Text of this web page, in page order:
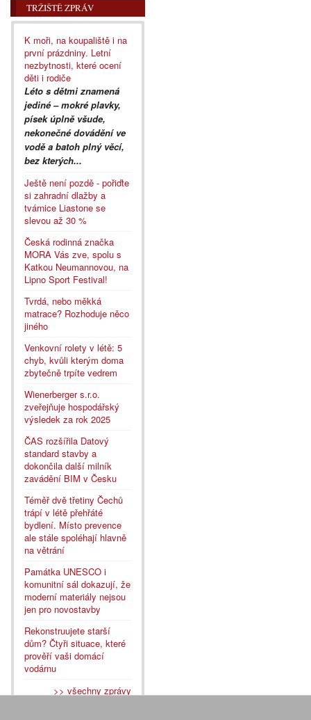
TRŽIŠTĚ ZPRÁV
K moři, na koupaliště i na
první prázdniny. Letní
nezbytnosti, které ocení
děti i rodiče
Léto s dětmi znamená
jediné – mokré plavky,
písek úplně všude,
nekonečné dovádění ve
vodě a batoh plný věcí,
bez kterých...
Ještě není pozdě - pořiďte
si zahradní dlažby a
tvárnice Liastone se
slevou až 30 %
Česká rodinná značka
MORA Vás zve, spolu s
Katkou Neumannovou, na
Lipno Sport Festival!
Tvrdá, nebo měkká
matrace? Rozhoduje něco
jiného
Venkovní rolety v létě: 5
chyb, kvůli kterým doma
zbytečně trpíte vedrem
Wienerberger s.r.o.
zveřejňuje hospodářský
výsledek za rok 2025
ČAS rozšířila Datový
standard stavby a
dokončila další milník
zavádění BIM v Česku
Téměř dvě třetiny Čechů
trápí v létě přehřáté
bydlení. Místo prevence
ale stále spoléhají hlavně
na větrání
Památka UNESCO i
komunitní sál dokazují, že
moderní materiály nejsou
jen pro novostavby
Rekonstruujete starší
dům? Čtyři situace, které
prověří vaši domácí
vodárnu
>> všechny zprávy